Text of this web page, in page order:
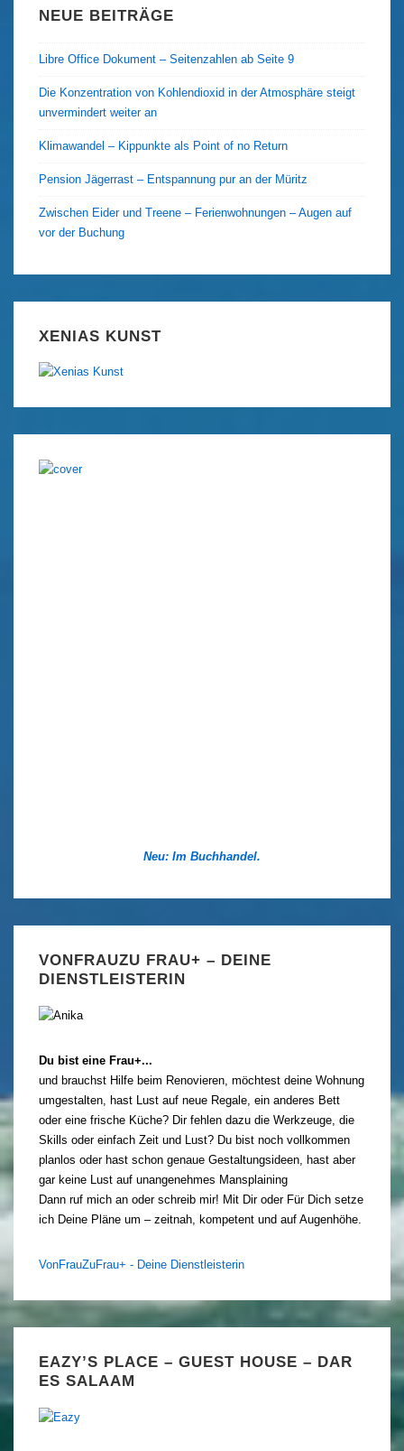
NEUE BEITRÄGE
Libre Office Dokument – Seitenzahlen ab Seite 9
Die Konzentration von Kohlendioxid in der Atmosphäre steigt
unvermindert weiter an
Klimawandel – Kippunkte als Point of no Return
Pension Jägerrast – Entspannung pur an der Müritz
Zwischen Eider und Treene – Ferienwohnungen – Augen auf
vor der Buchung
XENIAS KUNST
Neu: Im Buchhandel.
VONFRAUZU FRAU+ – DEINE
DIENSTLEISTERIN
Du bist eine Frau+...
und brauchst Hilfe beim Renovieren, möchtest deine Wohnung
umgestalten, hast Lust auf neue Regale, ein anderes Bett
oder eine frische Küche? Dir fehlen dazu die Werkzeuge, die
Skills oder einfach Zeit und Lust? Du bist noch vollkommen
planlos oder hast schon genaue Gestaltungsideen, hast aber
gar keine Lust auf unangenehmes Mansplaining
Dann ruf mich an oder schreib mir! Mit Dir oder Für Dich setze
ich Deine Pläne um – zeitnah, kompetent und auf Augenhöhe.
VonFrauZuFrau+ - Deine Dienstleisterin
EAZY’S PLACE – GUEST HOUSE – DAR
ES SALAAM